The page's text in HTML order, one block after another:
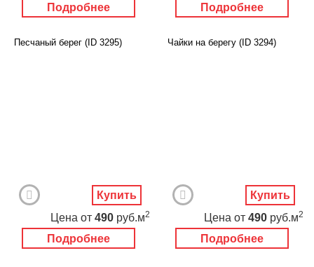
Подробнее Подробнее
Песчаный берег (ID 3295)
Подробнее
Цена от 490 руб.м2
Купить
Чайки на берегу (ID 3294)
Подробнее
Цена от 490 руб.м2
Купить